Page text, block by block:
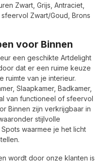
Zwart, Grijs, Antraciet,
Zwart/Goud, Brons
voor Binnen
een geschikte Artdelight
dat er een ruime keuze
ruimte van je interieur.
Slaapkamer, Badkamer,
van functioneel of sfeervol
Binnen zijn verkrijgbaar in
stijlvolle
waarmee je het licht
wordt door onze klanten is